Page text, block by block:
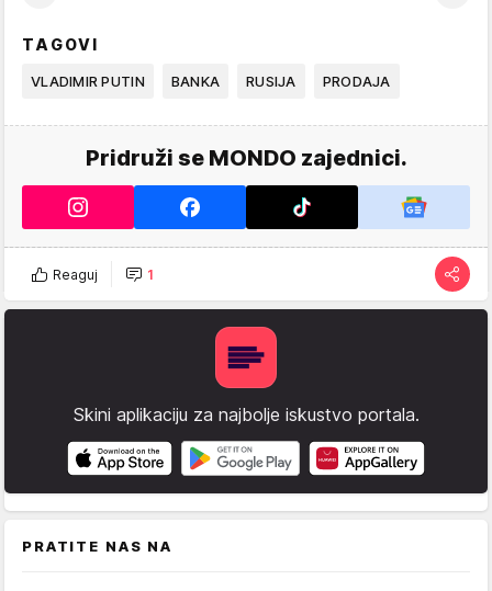
TAGOVI
VLADIMIR PUTIN BANKA RUSIJA PRODAJA
Pridruži se MONDO zajednici.
Reaguj 1
Skini aplikaciju za najbolje iskustvo portala.
PRATITE NAS NA